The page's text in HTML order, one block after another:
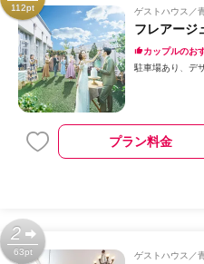
112pt ゲストハウス
フレアージ
カップルのお
駐車場あり
デ
プラン料金
2
63pt ゲストハウス